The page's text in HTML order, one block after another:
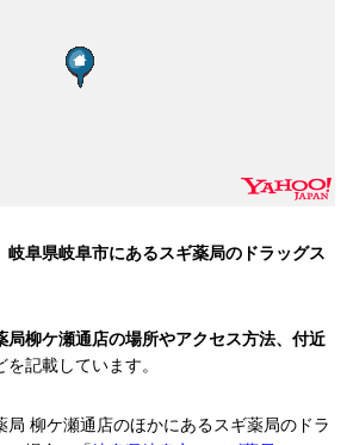
岐阜県岐阜市にあるスギ薬局のドラッグス
局柳ケ瀬通店の場所やアクセス方法、付近
を記載しています。
柳ケ瀬通店のほかにあるスギ薬局のドラ